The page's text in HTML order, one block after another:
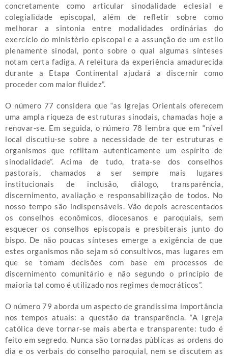
concretamente como articular sinodalidade eclesial e
colegialidade episcopal, além de refletir sobre como
melhorar a sintonia entre modalidades ordinárias do
exercício do ministério episcopal e a assunção de um estilo
plenamente sinodal, ponto sobre o qual algumas sínteses
notam certa fadiga. A releitura da experiência amadurecida
durante a Etapa Continental ajudará a discernir como
proceder com maior fluidez”.
O número 77 considera que “as Igrejas Orientais oferecem
uma ampla riqueza de estruturas sinodais, chamadas hoje a
renovar-se. Em seguida, o número 78 lembra que em “nível
local discutiu-se sobre a necessidade de ter estruturas e
organismos que reflitam autenticamente um espírito de
sinodalidade”. Acima de tudo, trata-se dos conselhos
pastorais, chamados a ser sempre mais lugares
institucionais de inclusão, diálogo, transparência,
discernimento, avaliação e responsabilização de todos. No
nosso tempo são indispensáveis. Vão depois acrescentados
os conselhos econômicos, diocesanos e paroquiais, sem
esquecer os conselhos episcopais e presbiterais junto do
bispo. De não poucas sínteses emerge a exigência de que
estes organismos não sejam só consultivos, mas lugares em
que se tomam decisões com base em processos de
discernimento comunitário e não segundo o princípio de
maioria tal como é utilizado nos regimes democráticos”.
O número 79 aborda um aspecto de grandíssima importância
nos tempos atuais: a questão da transparência. “A Igreja
católica deve tornar-se mais aberta e transparente: tudo é
feito em segredo. Nunca são tornadas públicas as ordens do
dia e os verbais do conselho paroquial, nem se discutem as